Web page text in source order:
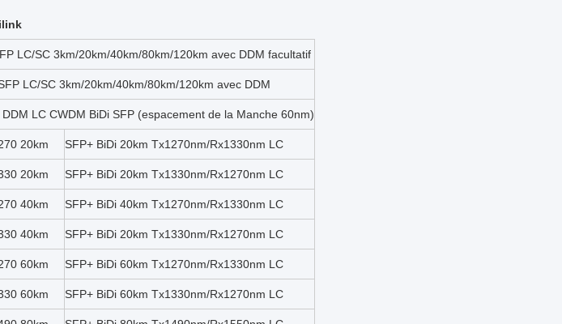
LC/SC 3km/20km/40km/80km/120km avec DDM facultatif
LC/SC 3km/20km/40km/80km/120km avec DDM
LC CWDM BiDi SFP (espacement de la Manche 60nm)
20km SFP+ BiDi 20km Tx1270nm/Rx1330nm LC
20km SFP+ BiDi 20km Tx1330nm/Rx1270nm LC
40km SFP+ BiDi 40km Tx1270nm/Rx1330nm LC
40km SFP+ BiDi 20km Tx1330nm/Rx1270nm LC
60km SFP+ BiDi 60km Tx1270nm/Rx1330nm LC
60km SFP+ BiDi 60km Tx1330nm/Rx1270nm LC